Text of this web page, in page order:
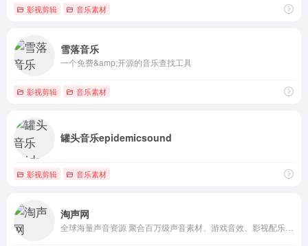
影视剪辑 音乐素材
雪落音乐
一个免费&amp;开源的音乐查找工具
影视剪辑 音乐素材
罐头音乐epidemicsound
影视剪辑 音乐素材
淘声网